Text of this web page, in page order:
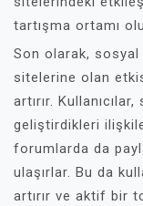
tartışma ortamı
Son olarak, sosyal
sitelerine olan
artırır.
geliştirdikleri
forumlarda da
ulaşırlar. Bu da
artırır ve aktif bir